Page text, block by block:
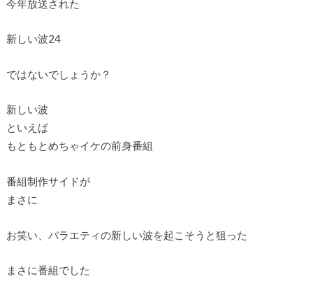
今年放送された
新しい波24
ではないでしょうか？
新しい波
といえば
もともとめちゃイケの前身番組
番組制作サイドが
まさに
お笑い、バラエティの新しい波を起こそうと狙った
まさに番組でした